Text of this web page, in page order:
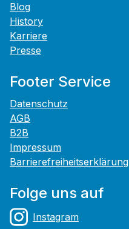
Blog
History
Karriere
Presse
Footer Service
Datenschutz
AGB
B2B
Impressum
Barrierefreiheitserklärung
Folge uns auf
Instagram